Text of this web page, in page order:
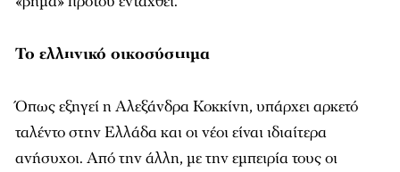
Το ελληνικό οικοσύστηµα
Όπως εξηγεί η Αλεξάνδρα Κοκκίνη, υπάρχει αρκετό
ταλέντο στην Ελλάδα και οι νέοι είναι ιδιαίτερα
ανήσυχοι. Από την άλλη, µε την εµπειρία τους οι